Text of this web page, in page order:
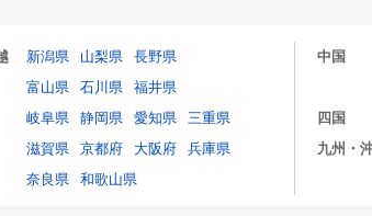
新潟県 山梨県
長野県
富山県 石川県
福井県
岐阜県 静岡県 愛知県
三重県
滋賀県 京都府 大阪府
兵庫県
奈良県
和歌山県
中国
四国
九州・